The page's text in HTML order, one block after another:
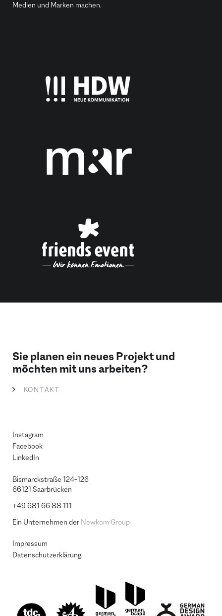
Medien und Marken machen.
Sie planen ein neues Projekt und
möchten mit uns arbeiten?
KONTAKT
Instagram
Facebook
LinkedIn
Bismarckstraße 124–126
66121 Saarbrücken
+49 681 66 88 111
Ein Unternehmen der Newkom Group
Impressum
Datenschutzerklärung